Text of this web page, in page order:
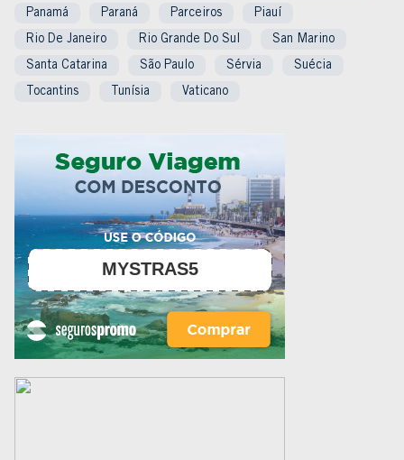
Panamá Paraná Parceiros Piauí
Rio De Janeiro Rio Grande Do Sul San Marino
Santa Catarina São Paulo Sérvia Suécia
Tocantins Tunísia Vaticano
MYSTRAS5